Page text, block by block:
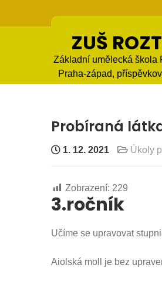
ZUŠ
Základní umělecká škola
Praha-západ,
Probíraná látka
1. 12. 2021 Úkoly
Zobrazení: 229
3.ročník
Učíme se upravovat
Aiolská moll je bez